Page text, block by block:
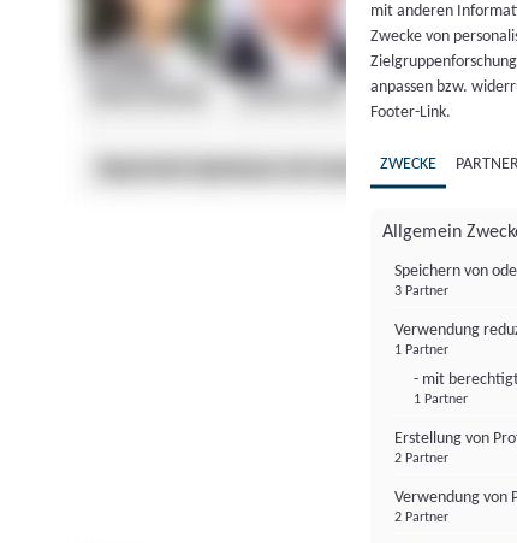
mit anderen
Zwecke von
anpassen bzw.
Footer-Link.
ZWECKE
Allgemein
Speichern von
3 Partner
Verwendung
1 Partner
- mit
1 Partner
Erstellung von
2 Partner
Verwendung von
2 Partner